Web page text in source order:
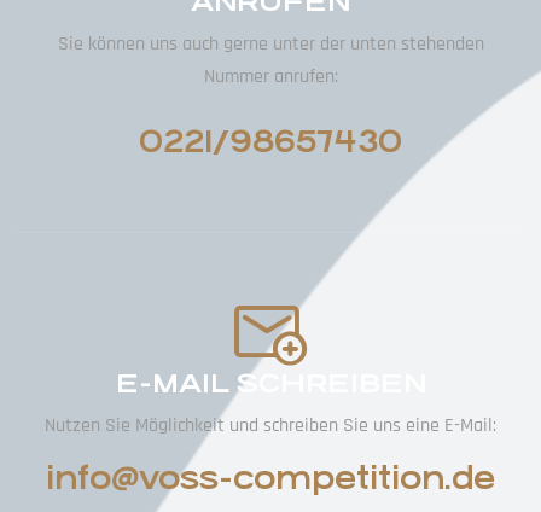
Sie können uns auch gerne unter der unten stehenden
Nummer anrufen:
0221/98657430
E-MAIL SCHREIBEN
Nutzen Sie Möglichkeit und schreiben Sie uns eine E-Mail:
info@voss-competition.de